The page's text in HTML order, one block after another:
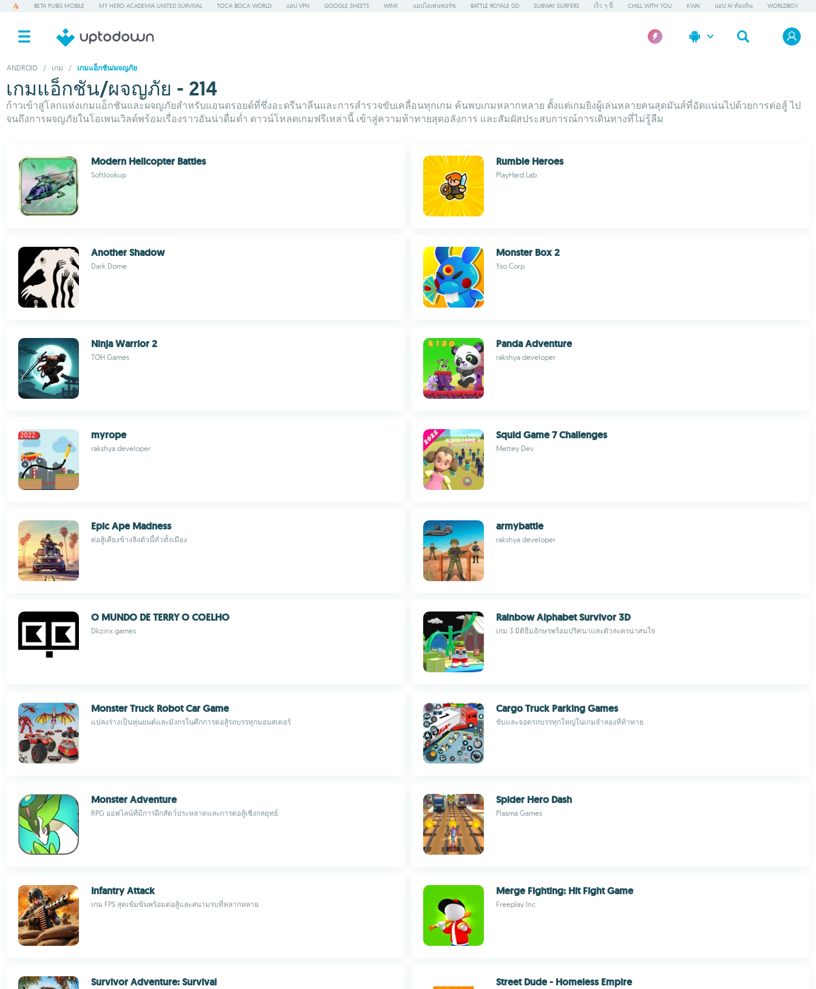
BETA PUBG MOBILE MY HERO ACADEMIA UNITED SURVIVAL TOCA BOCA WORLD แอป VPN GOOGLE SHEETS WINK แอปโอเพ่นซอร์ซ BATTLE ROYALE GD SUBWAY SURFERS เร็ว ๆ นี้ CHILL WITH YOU KWAI แอป AI ท้องถิ่น WORLDBOX
ANDROID / เกม / เกมแอ็กชัน/ผจญภัย
เกมแอ็กชัน/ผจญภัย - 214
ก้าวเข้าสู่โลกแห่งเกมแอ็กชันและผจญภัยสำหรับแอนดรอยด์ที่ซึ่งอะดรีนาลีนและการสำรวจขับเคลื่อนทุกเกม ค้นพบเกมหลากหลาย ตั้งแต่เกมยิงผู้เล่นหลายคนสุดมันส์ที่อัดแน่นไปด้วยการต่อสู้ ไป
จนถึงการผจญภัยในโอเพนเวิลด์พร้อมเรื่องราวอันน่าดื่มด่ำ ดาวน์โหลดเกมฟรีเหล่านี้ เข้าสู่ความท้าทายสุดอลังการ และสัมผัสประสบการณ์การเดินทางที่ไม่รู้ลืม
Modern Helicopter Battles
Softlookup
Rumble Heroes
PlayHard.Lab
Another Shadow
Dark Dome
Monster Box 2
Yso Corp
Ninja Warrior 2
TOH Games
Panda Adventure
rakshya developer
myrope
rakshya developer
Squid Game 7 Challenges
Mettey Dev
Epic Ape Madness
ต่อสู้เคียงข้างลิงตัวนี้ทั่วทั้งเมือง
armybattle
rakshya developer
O MUNDO DE TERRY O COELHO
Dkzinx games
Rainbow Alphabet Survivor 3D
เกม 3 มิติธีมอักษรพร้อมปริศนาและตัวละครน่าสนใจ
Monster Truck Robot Car Game
แปลงร่างเป็นหุ่นยนต์และมังกรในศึกการต่อสู้รถบรรทุกมอนสเตอร์
Cargo Truck Parking Games
ขับและจอดรถบรรทุกใหญ่ในเกมจำลองที่ท้าทาย
Monster Adventure
RPG ออฟไลน์ที่มีการฝึกสัตว์ประหลาดและการต่อสู้เชิงกลยุทธ์
Spider Hero Dash
Plasma Games
Infantry Attack
เกม FPS สุดเข้มข้นพร้อมต่อสู้และสนามรบที่หลากหลาย
Merge Fighting: Hit Fight Game
Freeplay Inc
Survivor Adventure: Survival Street Dude - Homeless Empire